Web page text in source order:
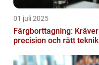
01 juli 2025
Färgborttagning: Kräver
precision och rätt teknik